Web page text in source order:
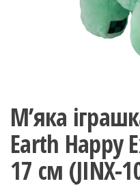
М’яка
Earth Happy
17 см (JINX-